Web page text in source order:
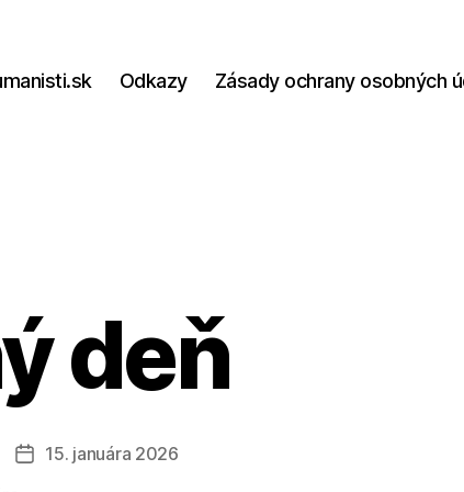
Odkazy Zásady ochrany osobných
deň
Dátum
15. januára 2026